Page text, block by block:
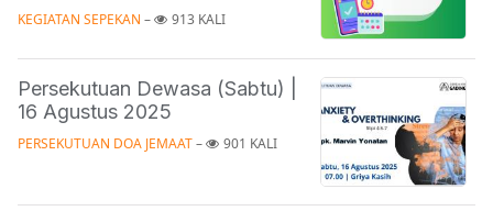
KEGIATAN SEPEKAN – 913 KALI
Persekutuan Dewasa (Sabtu) |
16 Agustus 2025
PERSEKUTUAN DOA JEMAAT – 901 KALI